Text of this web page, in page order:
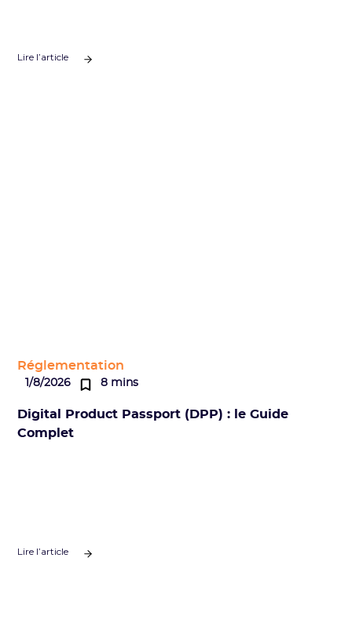
Lire l’article
Réglementation
1/8/2026 8 mins
Digital Product Passport (DPP) : le Guide
Complet
Lire l’article